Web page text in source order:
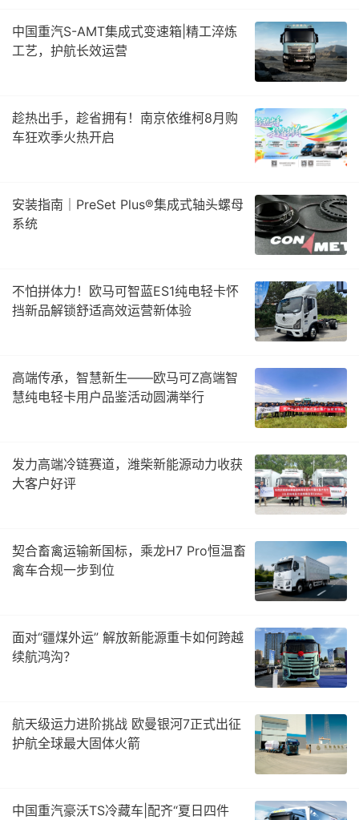
中国重汽S-AMT集成式变速箱|精工淬炼
工艺，护航长效运营
趁热出手，趁省拥有！南京依维柯8月购
车狂欢季火热开启
安装指南｜PreSet Plus®集成式轴头螺母
系统
不怕拼体力！欧马可智蓝ES1纯电轻卡怀
挡新品解锁舒适高效运营新体验
高端传承，智慧新生——欧马可Z高端智
慧纯电轻卡用户品鉴活动圆满举行
发力高端冷链赛道，潍柴新能源动力收获
大客户好评
契合畜禽运输新国标，乘龙H7 Pro恒温畜
禽车合规一步到位
面对“疆煤外运” 解放新能源重卡如何跨越
续航鸿沟？
航天级运力进阶挑战 欧曼银河7正式出征
护航全球最大固体火箭
中国重汽豪沃TS冷藏车|配齐“夏日四件